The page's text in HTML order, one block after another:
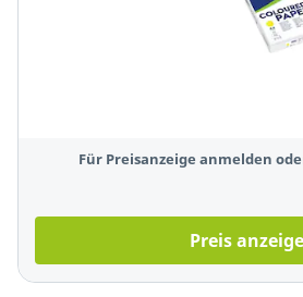
Für Preisanzeige anmelden
Preis